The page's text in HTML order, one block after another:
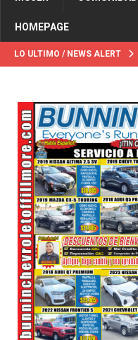
HOMEPAGE
LO ULTIMO / NEWS ALERT